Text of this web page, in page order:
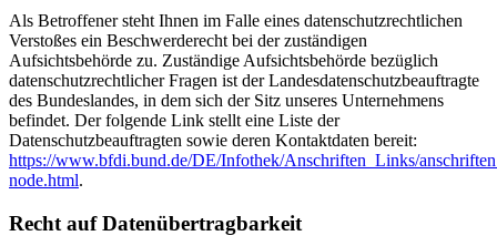
Als Betroffener steht Ihnen im Falle eines datenschutzrechtlichen
Verstoßes ein Beschwerderecht bei der zuständigen
Aufsichtsbehörde zu. Zuständige Aufsichtsbehörde bezüglich
datenschutzrechtlicher Fragen ist der Landesdatenschutzbeauftragte
des Bundeslandes, in dem sich der Sitz unseres Unternehmens
befindet. Der folgende Link stellt eine Liste der
Datenschutzbeauftragten sowie deren Kontaktdaten bereit:
https://www.bfdi.bund.de/DE/Infothek/Anschriften_Links/
node.html.
Recht auf Datenübertragbarkeit